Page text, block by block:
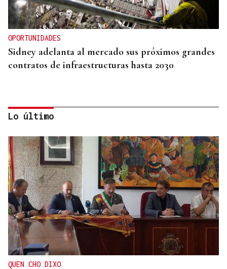
OPORTUNIDADES
Sidney adelanta al mercado sus próximos grandes
contratos de infraestructuras hasta 2030
INTERNACIONALIZACIÓN
Sodercan ofrece un programa gratuito para
ayudar a las pymes cántabras a iniciarse en la
exportación
Lo último
QUEN CHO DIXO